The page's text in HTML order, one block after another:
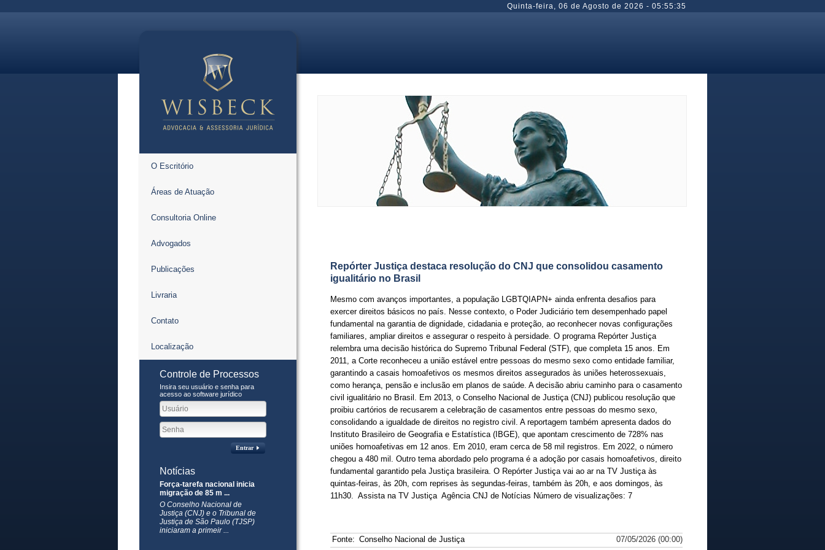
Quinta-feira, 06 de Agosto de 2026 - 05:55:35
O Escritório
Áreas de Atuação
Consultoria Online
Advogados
Publicações
Livraria
Contato
Localização
Controle de Processos
Insira seu usuário e senha para
acesso ao software jurídico
Entrar
Notícias
Força-tarefa nacional inicia
migração de 85 m ...
O Conselho Nacional de
Justiça (CNJ) e o Tribunal de
Justiça de São Paulo (TJSP)
iniciaram a primeir ...
Repórter Justiça destaca resolução do CNJ que consolidou casamento
igualitário no Brasil
Mesmo com avanços importantes, a população LGBTQIAPN+ ainda enfrenta desafios para
exercer direitos básicos no país. Nesse contexto, o Poder Judiciário tem desempenhado papel
fundamental na garantia de dignidade, cidadania e proteção, ao reconhecer novas configurações
familiares, ampliar direitos e assegurar o respeito à persidade. O programa Repórter Justiça
relembra uma decisão histórica do Supremo Tribunal Federal (STF), que completa 15 anos. Em
2011, a Corte reconheceu a união estável entre pessoas do mesmo sexo como entidade familiar,
garantindo a casais homoafetivos os mesmos direitos assegurados às uniões heterossexuais,
como herança, pensão e inclusão em planos de saúde. A decisão abriu caminho para o casamento
civil igualitário no Brasil. Em 2013, o Conselho Nacional de Justiça (CNJ) publicou resolução que
proibiu cartórios de recusarem a celebração de casamentos entre pessoas do mesmo sexo,
consolidando a igualdade de direitos no registro civil. A reportagem também apresenta dados do
Instituto Brasileiro de Geografia e Estatística (IBGE), que apontam crescimento de 728% nas
uniões homoafetivas em 12 anos. Em 2010, eram cerca de 58 mil registros. Em 2022, o número
chegou a 480 mil. Outro tema abordado pelo programa é a adoção por casais homoafetivos, direito
fundamental garantido pela Justiça brasileira. O Repórter Justiça vai ao ar na TV Justiça às
quintas-feiras, às 20h, com reprises às segundas-feiras, também às 20h, e aos domingos, às
11h30. Assista na TV Justiça Agência CNJ de Notícias Número de visualizações: 7
Fonte: Conselho Nacional de Justiça 07/05/2026 (00:00)